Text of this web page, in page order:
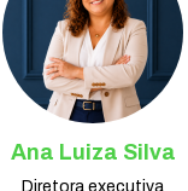
Ana Luiza Silva
Diretora executiva